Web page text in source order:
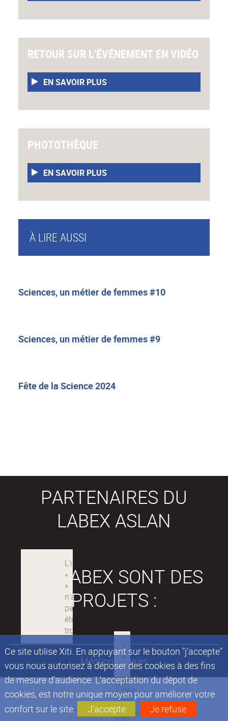
Ce site utilise Xiti. En appuyant sur le bouton "j'accepte"
vous nous autorisez à déposer des cookies à des fins
de mesure d'audience. L'acceptation du dépot de
cookies, est notre unique moyen pour améliorer votre
confort sur le site.
J'accepte Je refuse
À LIRE AUSSI
Sciences, un métier de femmes #10
Sciences, un métier de femmes #9
Fête de la Science 2024
RETOUR SUR L'ÉVÉNEMENT EN VIDÉO
EN SAVOIR PLUS
PHOTOTHÈQUE
EN SAVOIR PLUS
PARTENAIRES DU
LABEX ASLAN
LES LABEX SONT DES
PROJETS :
Mentions légales